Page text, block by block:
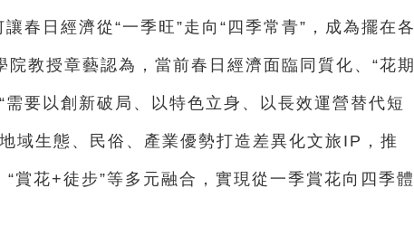
春日經濟從“一季旺”走向“四季常青”，成為擺在各
教授章藝認為，當前春日經濟面臨同質化、“花期
需要以創新破局、以特色立身、以長效運營替代短
域生態、民俗、產業優勢打造差異化文旅IP，推
“賞花+徒步”等多元融合，實現從一季賞花向四季體